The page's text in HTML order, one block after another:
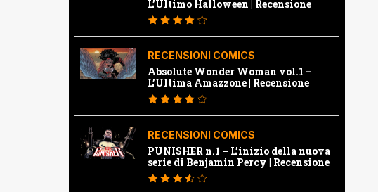
L’Ultimo Halloween | Recensione
RECENSIONI COMICS
Absolute Wonder Woman vol.1 –
L’Ultima Amazzone | Recensione
RECENSIONI COMICS
PUNISHER n.1 – L’inizio della nuova
serie di Benjamin Percy | Recensione